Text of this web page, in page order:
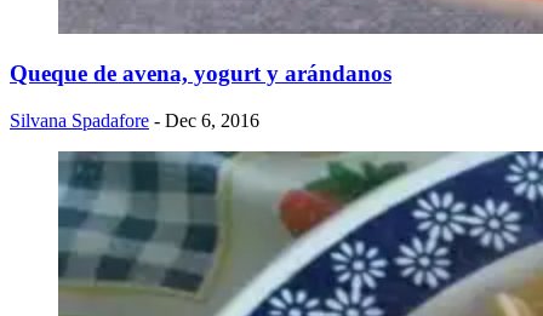
Queque de avena, yogurt y arándanos
Silvana Spadafore - Dec 6, 2016